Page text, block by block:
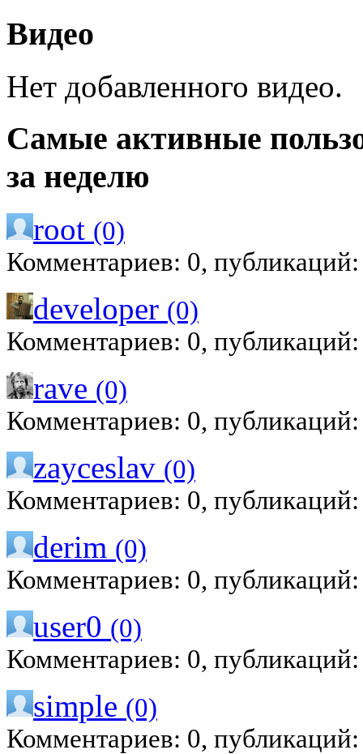
Видео
Нет добавленного видео.
Самые активные
за неделю
root (0)
Комментариев: 0,
developer (0)
Комментариев: 0,
rave (0)
Комментариев: 0,
zayceslav (0)
Комментариев: 0,
derim (0)
Комментариев: 0,
user0 (0)
Комментариев: 0,
simple (0)
Комментариев: 0,